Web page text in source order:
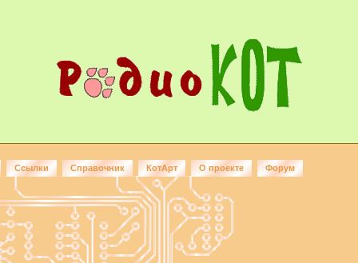
Ссылки Справочник КотАрт О проекте Форум